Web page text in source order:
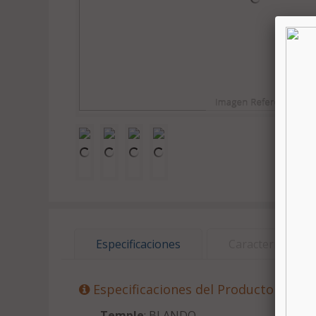
Especificaciones
Especificaciones del Producto